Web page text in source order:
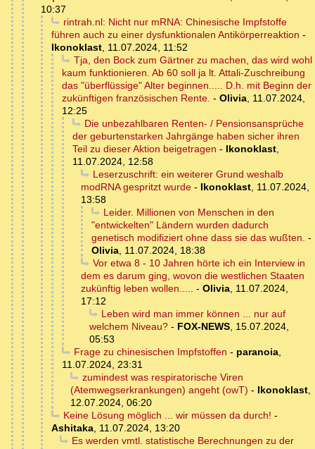
10:37
rintrah.nl: Nicht nur mRNA: Chinesische Impfstoffe
führen auch zu einer dysfunktionalen Antikörperreaktion -
Ikonoklast, 11.07.2024, 11:52
Tja, den Bock zum Gärtner zu machen, das wird wohl
kaum funktionieren. Ab 60 soll ja lt. Attali-Zuschreibung
das "überflüssige" Alter beginnen..... D.h. mit Beginn der
zukünftigen französischen Rente. - Olivia, 11.07.2024,
12:25
Die unbezahlbaren Renten- / Pensionsansprüche
der geburtenstarken Jahrgänge haben sicher ihren
Teil zu dieser Aktion beigetragen - Ikonoklast,
11.07.2024, 12:58
Leserzuschrift: ein weiterer Grund weshalb
modRNA gespritzt wurde - Ikonoklast, 11.07.2024,
13:58
Leider. Millionen von Menschen in den
"entwickelten" Ländern wurden dadurch
genetisch modifiziert ohne dass sie das wußten. -
Olivia, 11.07.2024, 18:38
Vor etwa 8 - 10 Jahren hörte ich ein Interview in
dem es darum ging, wovon die westlichen Staaten
zukünftig leben wollen..... - Olivia, 11.07.2024,
17:12
Leben wird man immer können ... nur auf
welchem Niveau? - FOX-NEWS, 15.07.2024,
05:53
Frage zu chinesischen Impfstoffen - paranoia,
11.07.2024, 23:31
zumindest was respiratorische Viren
(Atemwegserkrankungen) angeht (owT) - Ikonoklast,
12.07.2024, 06:20
Keine Lösung möglich ... wir müssen da durch! -
Ashitaka, 11.07.2024, 13:20
Es werden vmtl. statistische Berechnungen zu der